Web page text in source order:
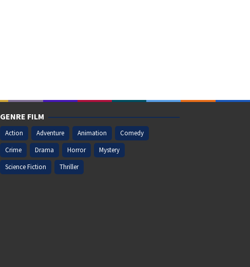
GENRE FILM
Action Adventure Animation
Comedy
Crime
Drama Horror
Mystery
Science Fiction
Thriller